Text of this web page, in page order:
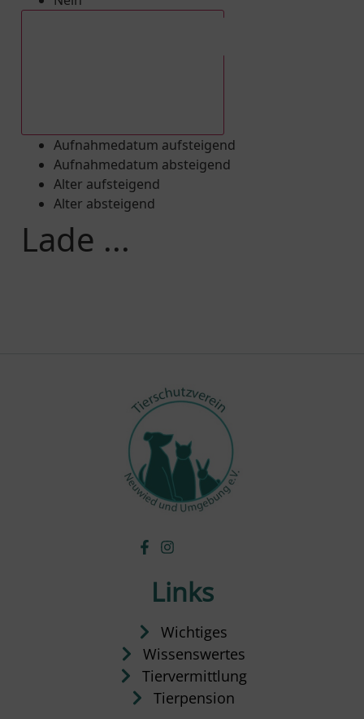
Aufnahmedatum aufsteigend
Aufnahmedatum absteigend
Alter aufsteigend
Alter absteigend
Lade ...
Links
Wichtiges
Wissenswertes
Tiervermittlung
Tierpension